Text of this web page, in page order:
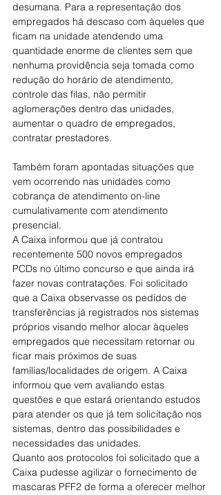
desumana. Para a representação dos
empregados há descaso com àqueles que
ficam na unidade atendendo uma
quantidade enorme de clientes sem que
nenhuma providência seja tomada como
redução do horário de atendimento,
controle das filas, não permitir
aglomerações dentro das unidades,
aumentar o quadro de empregados,
contratar prestadores.
Também foram apontadas situações que
vem ocorrendo nas unidades como
cobrança de atendimento on-line
cumulativamente com atendimento
presencial.
A Caixa informou que já contratou
recentemente 500 novos empregados
PCDs no último concurso e que ainda irá
fazer novas contratações. Foi solicitado
que a Caixa observasse os pedidos de
transferências já registrados nos sistemas
próprios visando melhor alocar àqueles
empregados que necessitam retornar ou
ficar mais próximos de suas
famílias/localidades de origem. A Caixa
informou que vem avaliando estas
questões e que estará orientando estudos
para atender os que já tem solicitação nos
sistemas, dentro das possibilidades e
necessidades das unidades.
Quanto aos protocolos foi solicitado que a
Caixa pudesse agilizar o fornecimento de
mascaras PFF2 de forma a oferecer melhor